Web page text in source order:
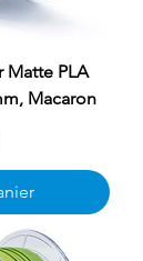
Matte PLA
Macaron